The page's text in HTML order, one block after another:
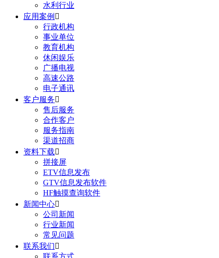
水利行业
应用案例 
行政机构
事业单位
教育机构
休闲娱乐
广播电视
高速公路
电子通讯
客户服务
售后服务
合作客户
服务指南
渠道招商
资料下载
拼接屏
ETV信息发布
GTV信息发布软件
HF触摸查询软件
新闻中心
公司新闻
行业新闻
常见问题
联系我们